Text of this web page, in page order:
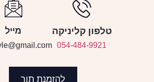
טלפון קליניקה
054-484-9921
מייל
להזמנת תור